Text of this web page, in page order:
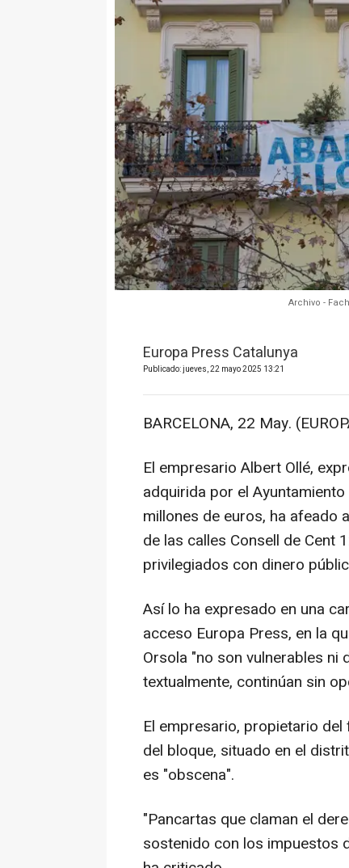
Archivo -
Europa Press Catalunya
Publicado: jueves, 22 mayo 2025 13:21
BARCELONA, 22 May.
El empresario Albert Ollé,
adquirida por el
millones de euros, ha afeado
de las calles Consell de Cent
privilegiados con dinero
Así lo ha expresado en una
acceso Europa Press, en la
Orsola "no son vulnerables ni
textualmente, continúan sin
El empresario, propietario
del bloque, situado en el
es "obscena".
"Pancartas que claman el
sostenido con los impuestos